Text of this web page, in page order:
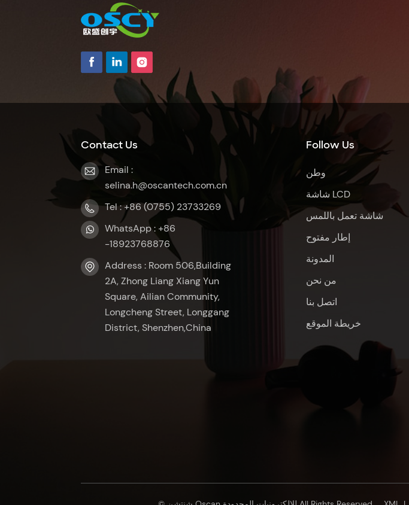
Contact Us
Email :
selina.h@oscantech.com.cn
Tel : +86 (0755) 23733269
WhatsApp : +86
-18923768876
Address : Room 506,Building
2A, Zhong Liang Xiang Yun
Square, Ailian Community,
Longcheng Street, Longgang
District, Shenzhen,China
Follow Us
وطن
شاشة LCD
شاشة تعمل باللمس
إطار مفتوح
المدونة
من نحن
اتصل بنا
خريطة الموقع